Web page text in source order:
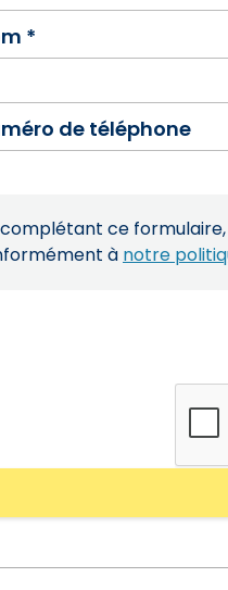
*
de téléphone
complétant ce
à notre